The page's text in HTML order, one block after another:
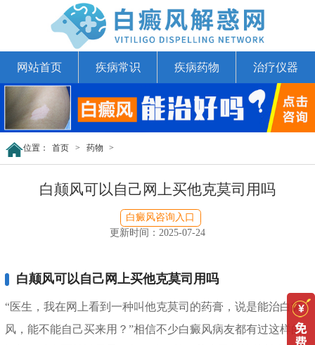
网站首页 疾病常识 疾病药物 治疗仪器
位置： 首页 > 药物 >
白颠风可以自己网上买他克莫司用吗
白癜风咨询入口
更新时间：2025-07-24
白颠风可以自己网上买他克莫司用吗
“医生，我在网上看到一种叫他克莫司的药膏，说是能治白癜
风，能不能自己买来用？”相信不少白癜风病友都有过这样的